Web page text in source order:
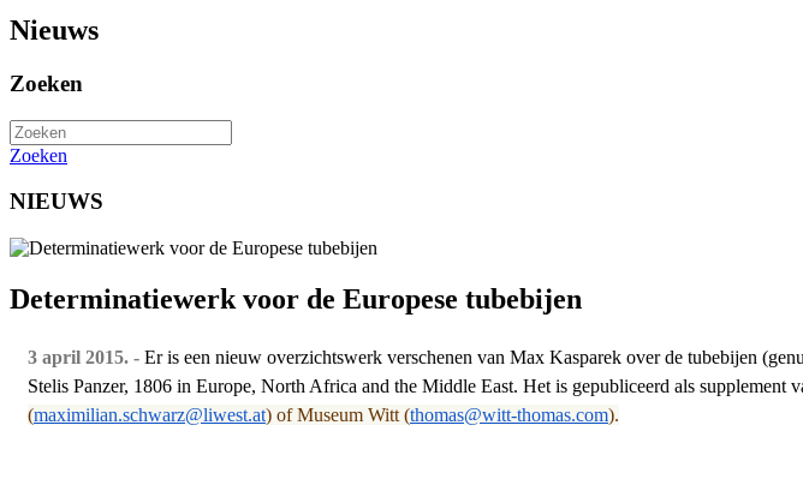
Nieuws
Zoeken
Zoeken
NIEUWS
Determinatiewerk voor de Europese tubebijen
3 april 2015. - Er is een nieuw overzichtswerk verschenen van Max Kasparek over de tubebijen
Stelis Panzer, 1806 in Europe, North Africa and the Middle East. Het is gepubliceerd als supplement
(maximilian.schwarz@liwest.at) of Museum Witt (thomas@witt-thomas.com).